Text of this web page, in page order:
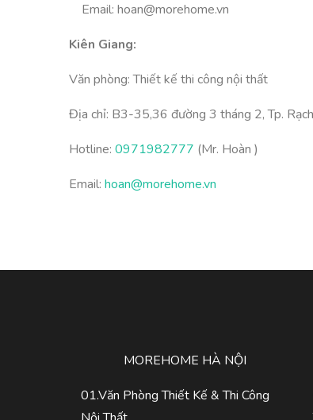
Email: hoan@morehome.vn
Kiên Giang:
Văn phòng: Thiết kế thi công nội thất
Địa chỉ: B3-35,36 đường 3 tháng 2, Tp. Rạch
Hotline: 0971982777 (Mr. Hoàn )
Email: hoan@morehome.vn
MOREHOME HÀ NỘI
01.Văn Phòng Thiết Kế & Thi Công